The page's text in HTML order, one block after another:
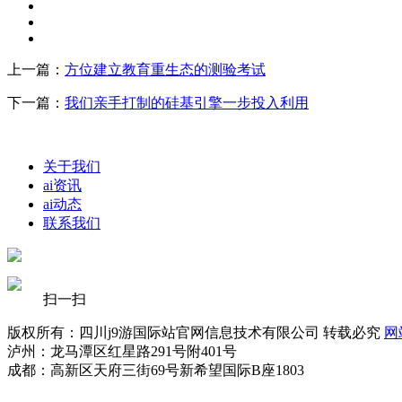
上一篇： 方位建立教育重生态的测验考试
下一篇： 我们亲手打制的硅基引擎一步投入利用
关于我们
ai资讯
ai动态
联系我们
扫一扫
版权所有：四川j9游国际站官网信息技术有限公司 转载必究
泸州：龙马潭区红星路291号附401号
成都：高新区天府三街69号新希望国际B座1803